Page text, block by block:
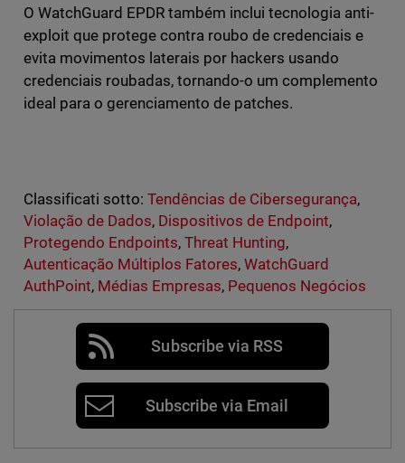
O WatchGuard EPDR também inclui tecnologia anti-
exploit que protege contra roubo de credenciais e
evita movimentos laterais por hackers usando
credenciais roubadas, tornando-o um complemento
ideal para o gerenciamento de patches.
Classificati sotto: Tendências de Cibersegurança,
Violação de Dados, Dispositivos de Endpoint,
Protegendo Endpoints, Threat Hunting,
Autenticação Múltiplos Fatores,WatchGuard
AuthPoint, Médias Empresas, Pequenos Negócios
Subscribe via RSS
Subscribe via Email